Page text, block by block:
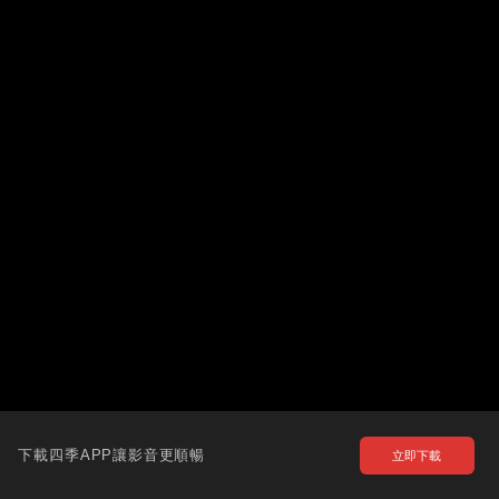
下載四季APP讓影音更順暢 立即下載